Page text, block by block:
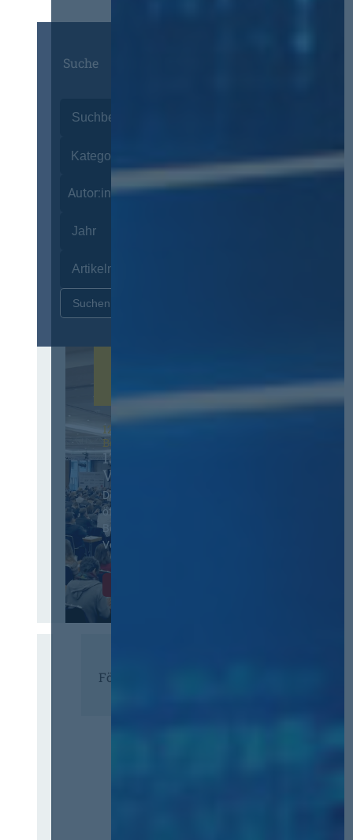
Suche
Autor:innen
12. & 13. November 2026 in
Berlin
13. Deutscher
Vergabetag
Der Jahreskongress für
öffentliches
Beschaffungswesen und
Vergaberecht
Förderer